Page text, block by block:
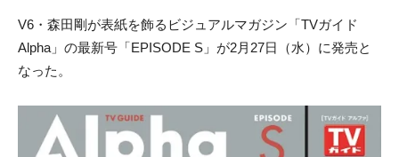
V6・森田剛が表紙を飾るビジュアルマガジン「TVガイド
Alpha」の最新号「EPISODE S」が2月27日（水）に発売と
なった。